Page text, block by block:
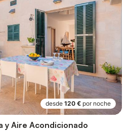
desde 120 € por noche
y Aire Acondicionado